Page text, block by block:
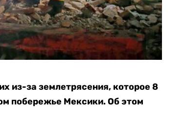
из-за землетрясения, которое 8
побережье Мексики. Об этом